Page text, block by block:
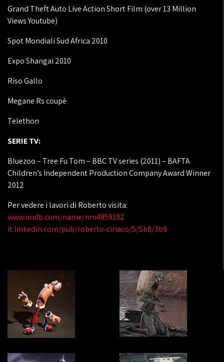
Grand Theft Auto Live Action Short Film (over 13 Million
Views Youtube)
Spot Mondiali Sud Africa 2010
Expo Shangai 2010
Riso Gallo
Megane Rs coupè
Telethon
SERIE TV:
Bluezoo – Tree Fu Tom – BBC TV series (2011) – BAFTA
Children’s Independent Production Company Award Winner
2012
Per vedere i lavori di Roberto visita:
www.imdb.com/name/nm4959192
it.linkedin.com/pub/roberto-ciriaco/5/5b8/3b9